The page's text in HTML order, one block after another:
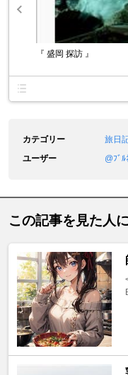
『 盛岡 探訪 』
カテゴリー
旅日
ユーザー
@ﾌﾞﾙ
この記事を見た人